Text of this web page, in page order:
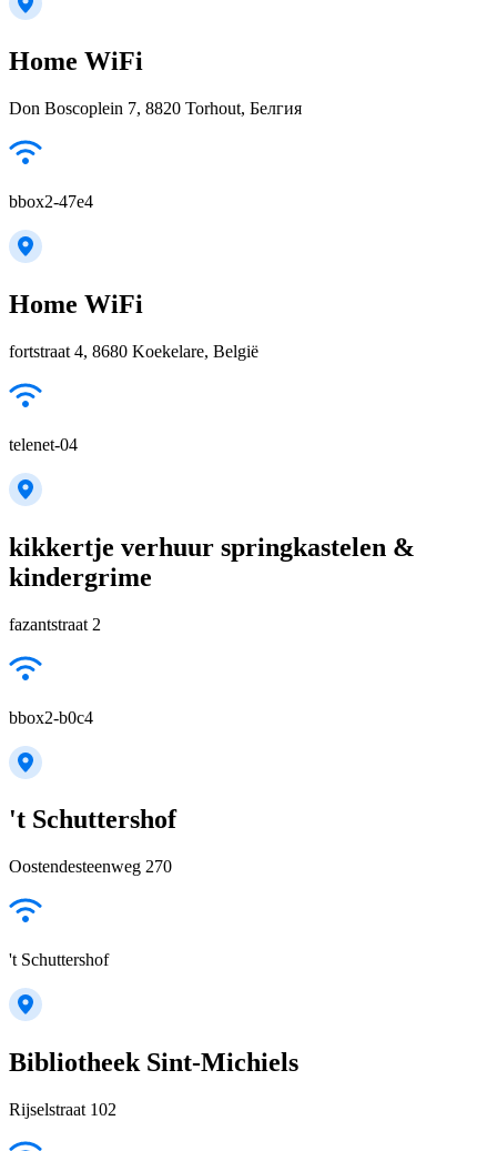
Home WiFi
Don Boscoplein 7, 8820 Torhout, Белгия
bbox2-47e4
Home WiFi
fortstraat 4, 8680 Koekelare, België
telenet-04
kikkertje verhuur springkastelen &
kindergrime
fazantstraat 2
bbox2-b0c4
't Schuttershof
Oostendesteenweg 270
't Schuttershof
Bibliotheek Sint-Michiels
Rijselstraat 102